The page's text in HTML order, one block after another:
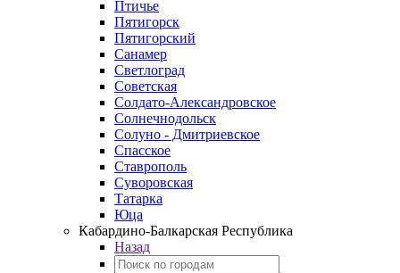
Птичье
Пятигорск
Пятигорский
Санамер
Светлоград
Советская
Солдато-Александровское
Солнечнодольск
Солуно - Дмитриевское
Спасское
Ставрополь
Суворовская
Татарка
Юца
Кабардино‑Балкарская Республика
Назад